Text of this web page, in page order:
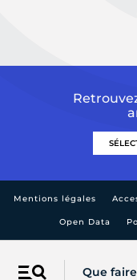
Que
Mentions légales
Open Data